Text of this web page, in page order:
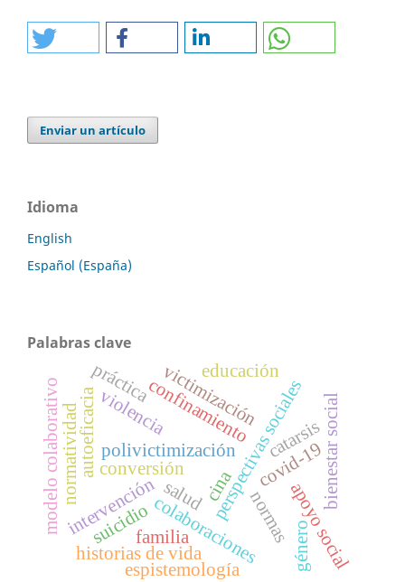
Enviar un artículo
Idioma
English
Español (España)
Palabras clave
normas
colaboraciones
perspectivas sociales
victimización
polivictimización
suicidio
covid-19
confinamiento
autoeficacia
apoyo social
historias de vida
catarsis
conversión
familia
violencia
espistemología
intervención
práctica
normatividad
educación
modelo colaborativo salud
género
bienestar social
cina